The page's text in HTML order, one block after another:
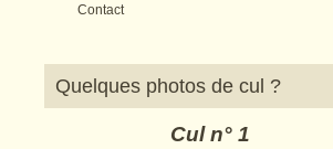
Contact
Quelques photos de cul ?
Cul n° 1